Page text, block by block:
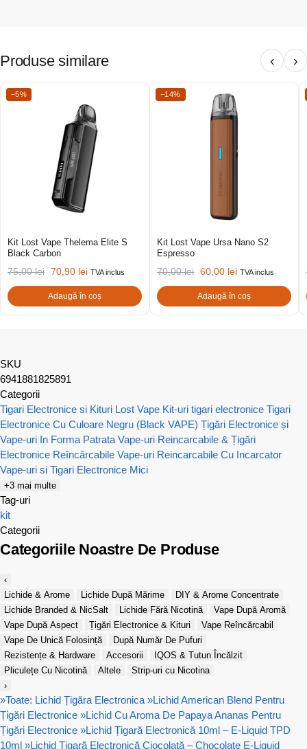
Produse similare ‹ ›
−5%
Kit Lost Vape Thelema Elite S
Black Carbon
75,00lei 70,90 lei TVA inclus
Adaugă în coș
−14%
Kit Lost Vape Ursa Nano S2
Espresso
70,00lei 60,00 lei TVA inclus
Adaugă în coș
SKU
6941881825891
Categorii
Tigari Electronice si Kituri Lost Vape Kit-uri tigari electronice Tigari
Electronice Cu Culoare Negru (Black VAPE) Țigări Electronice și
Vape-uri In Forma Patrata Vape-uri Reincarcabile & Țigări
Electronice Reîncărcabile Vape-uri Reincarcabile Cu Incarcator
Vape-uri si Tigari Electronice Mici
+3 mai multe
Tag-uri
kit
Categorii
Categoriile Noastre De Produse
‹
Lichide & Arome
Lichide După Mărime
DIY & Arome Concentrate
Lichide Branded & NicSalt
Lichide Fără Nicotină
Vape După Aromă
Vape După Aspect
Țigări Electronice & Kituri
Vape Reîncărcabil
Vape De Unică Folosință
După Număr De Pufuri
Rezistențe & Hardware
Accesorii
IQOS & Tutun Încălzit
Pliculețe Cu Nicotină
Altele
Strip-uri cu Nicotina
›
»Toate: Lichid Țigăra Electronica »Lichid American Blend Pentru
Țigări Electronice »Lichid Cu Aroma De Papaya Ananas Pentru
Țigări Electronice »Lichid Țigară Electronică 10ml – E-Liquid TPD
10ml »Lichid Țigară Electronică Ciocolată – Chocolate E-Liquid